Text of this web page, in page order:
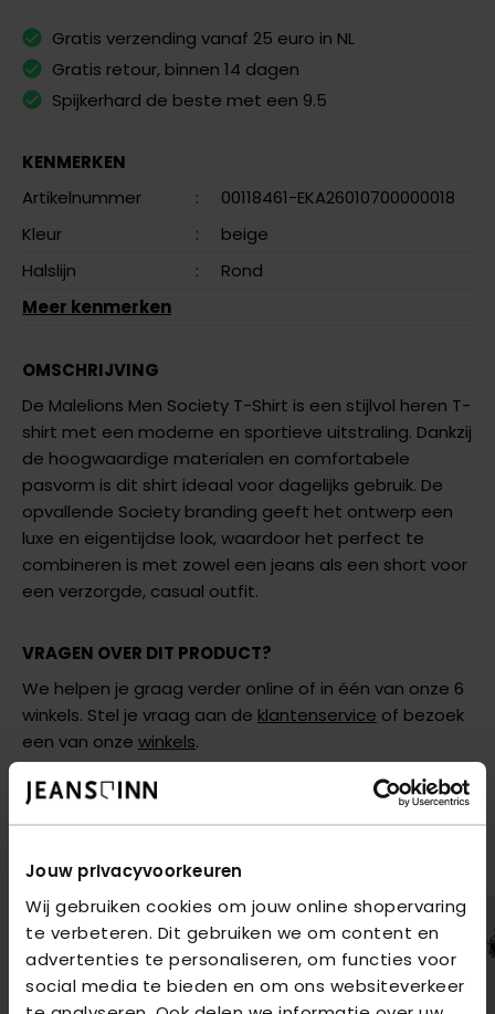
Jouw privacyvoorkeuren
Wij gebruiken cookies om jouw online shopervaring
te verbeteren. Dit gebruiken we om content en
advertenties te personaliseren, om functies voor
social media te bieden en om ons websiteverkeer
Gratis verzending vanaf 25 euro in NL
Gratis retour, binnen 14 dagen
Spijkerhard de beste met een 9.5
KENMERKEN
Artikelnummer
:
00118461-EKA26010700000018
Kleur
:
beige
Halslijn
:
Rond
Meer kenmerken
OMSCHRIJVING
De Malelions Men Society T-Shirt is een stijlvol heren T-
shirt met een moderne en sportieve uitstraling. Dankzij
de hoogwaardige materialen en comfortabele
pasvorm is dit shirt ideaal voor dagelijks gebruik. De
opvallende Society branding geeft het ontwerp een
luxe en eigentijdse look, waardoor het perfect te
combineren is met zowel een jeans als een short voor
een verzorgde, casual outfit.
VRAGEN OVER DIT PRODUCT?
We helpen je graag verder online of in één van onze 6
winkels. Stel je vraag aan de klantenservice of bezoek
een van onze winkels.
AANBEVOLEN VOOR JOU